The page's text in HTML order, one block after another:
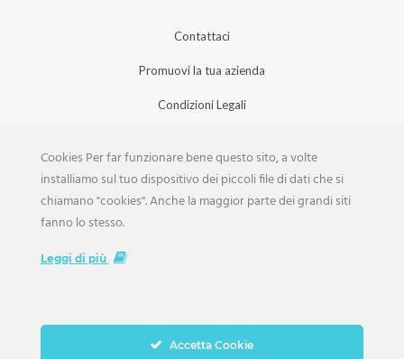
Contattaci
Promuovi la tua azienda
Condizioni Legali
Iscrizione Aziende
Scarica la Rivista
Cookies Per far funzionare bene questo sito, a volte
installiamo sul tuo dispositivo dei piccoli file di dati che si
chiamano "cookies". Anche la maggior parte dei grandi siti
fanno lo stesso.
Leggi di più
Accetta Cookie